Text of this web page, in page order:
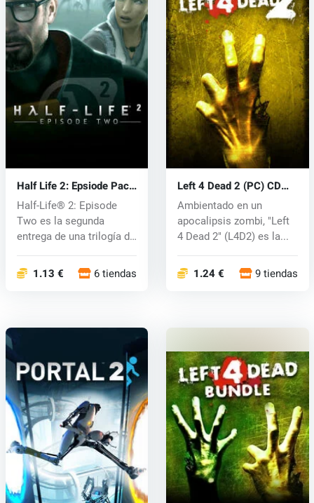
Half Life 2: Epsiode Pack
(PC) CD key
Half-Life® 2: Episode
Two es la segunda
entrega de una trilogía de
1.13 € 6 tiendas
Left 4 Dead 2 (PC) CD
key
Ambientado en un
apocalipsis zombi, "Left
4 Dead 2" (L4D2) es la...
1.24 € 9 tiendas